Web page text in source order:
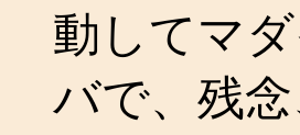
動してマ
バで、残